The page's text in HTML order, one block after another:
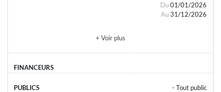
Du 01/01/2026
Au 31/12/2026
+ Voir plus
- Tout public